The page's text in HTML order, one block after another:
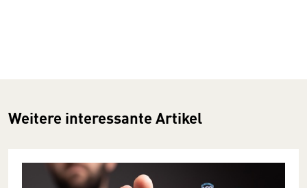
Weitere interessante Artikel